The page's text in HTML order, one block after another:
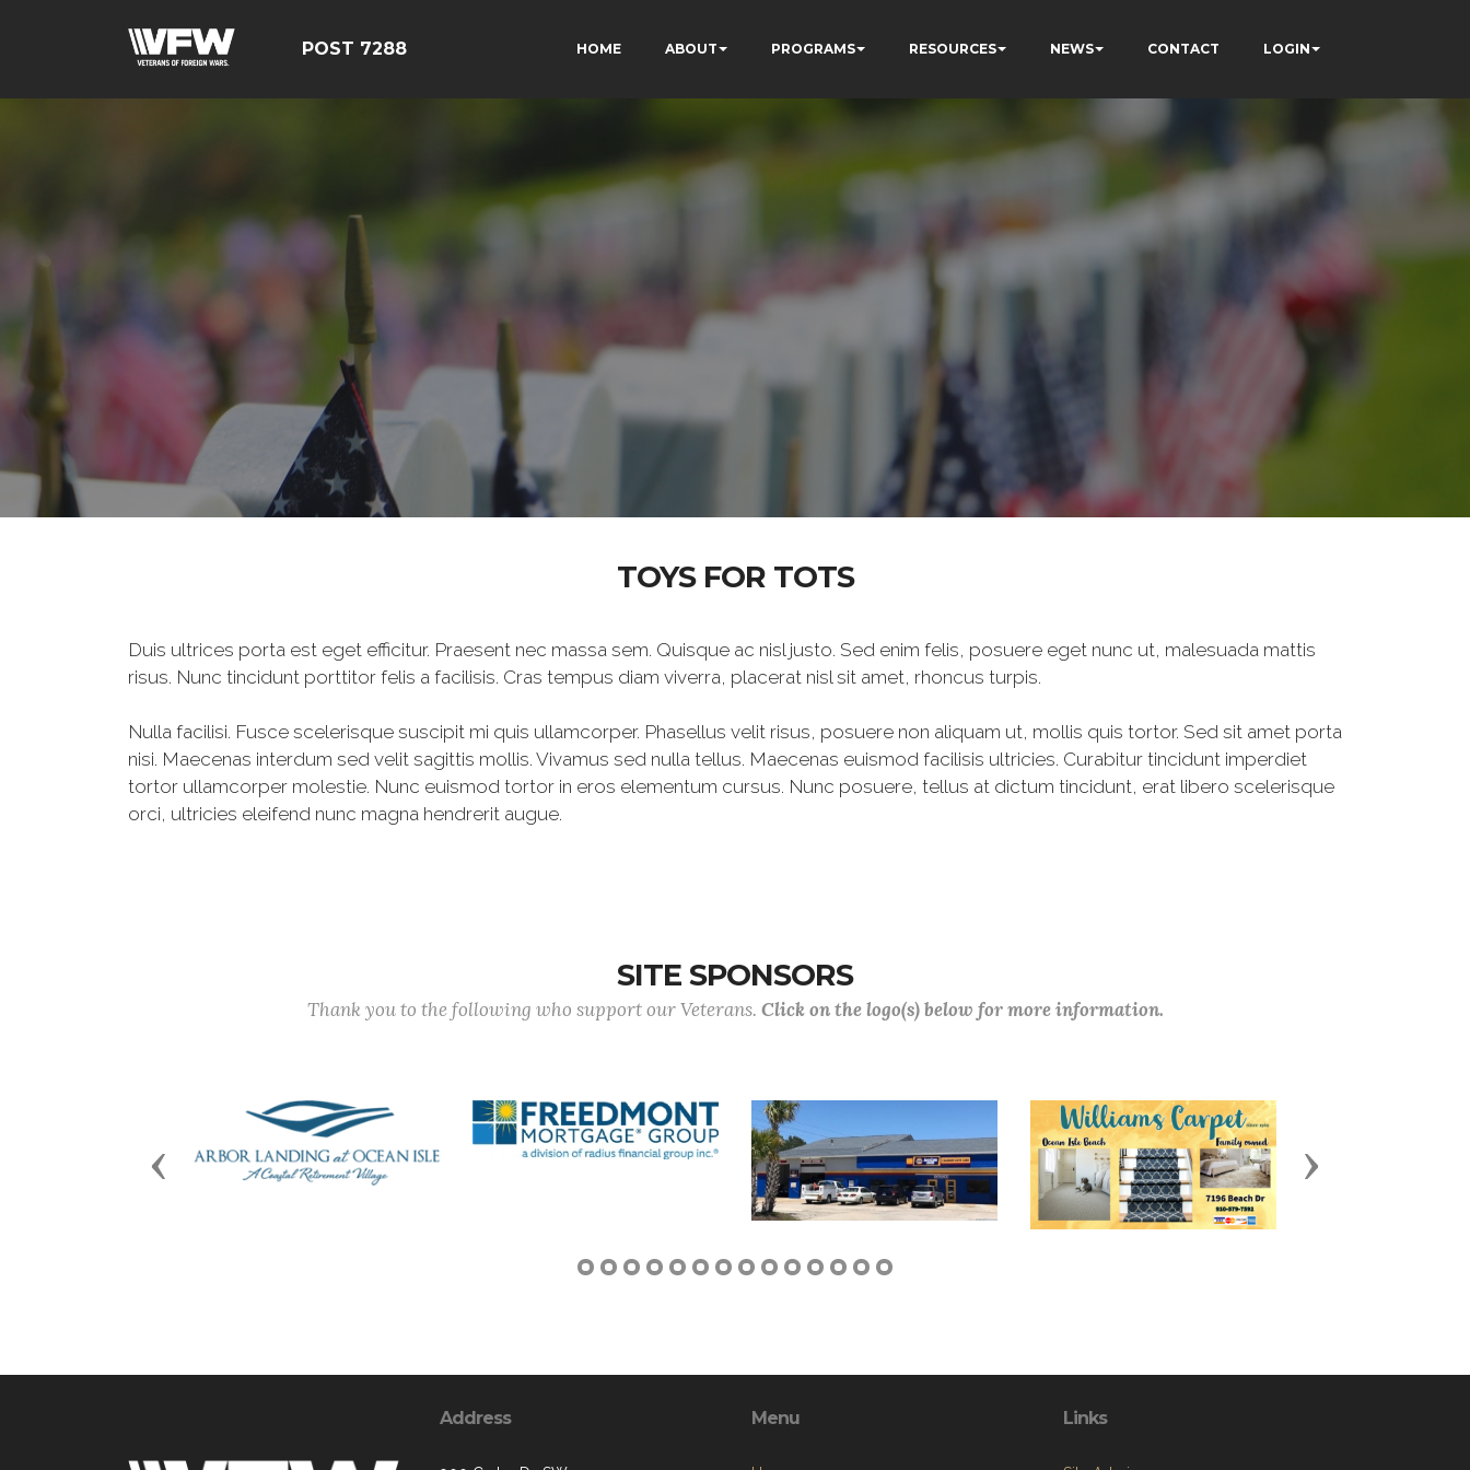
POST 7288 HOME ABOUT PROGRAMS RESOURCES NEWS CONTACT LOGIN
TOYS FOR TOTS
Duis ultrices porta est eget efficitur. Praesent nec massa sem. Quisque ac nisl justo. Sed enim felis, posuere eget nunc ut, malesuada mattis
risus. Nunc tincidunt porttitor felis a facilisis. Cras tempus diam viverra, placerat nisl sit amet, rhoncus turpis.
Nulla facilisi. Fusce scelerisque suscipit mi quis ullamcorper. Phasellus velit risus, posuere non aliquam ut, mollis quis tortor. Sed sit amet porta
nisi. Maecenas interdum sed velit sagittis mollis. Vivamus sed nulla tellus. Maecenas euismod facilisis ultricies. Curabitur tincidunt imperdiet
tortor ullamcorper molestie. Nunc euismod tortor in eros elementum cursus. Nunc posuere, tellus at dictum tincidunt, erat libero scelerisque
orci, ultricies eleifend nunc magna hendrerit augue.
SITE SPONSORS
Thank you to the following who support our Veterans. Click on the logo(s) below for more information.
Previous Next
Address Menu Links